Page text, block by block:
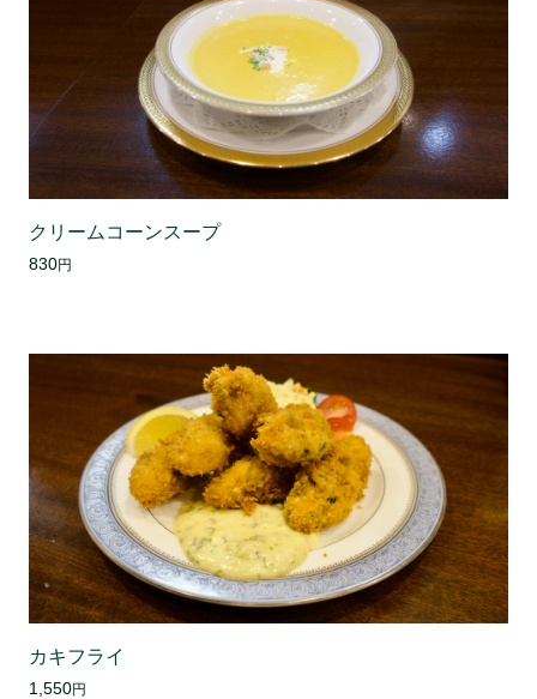
クリームコーンスープ
830円
カキフライ
1,550円